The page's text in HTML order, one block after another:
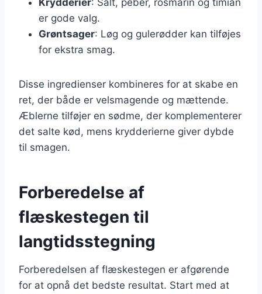
er gode valg.
Grøntsager: Løg og gulerødder kan tilføjes
for ekstra smag.
Disse ingredienser kombineres for at skabe en
ret, der både er velsmagende og mættende.
Æblerne tilføjer en sødme, der komplementerer
det salte kød, mens krydderierne giver dybde
til smagen.
Forberedelse af
flæskestegen til
langtidsstegning
Forberedelsen af flæskestegen er afgørende
for at opnå det bedste resultat. Start med at